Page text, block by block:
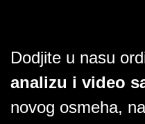
Dodjite u nasu
analizu i video
novog osmeha,